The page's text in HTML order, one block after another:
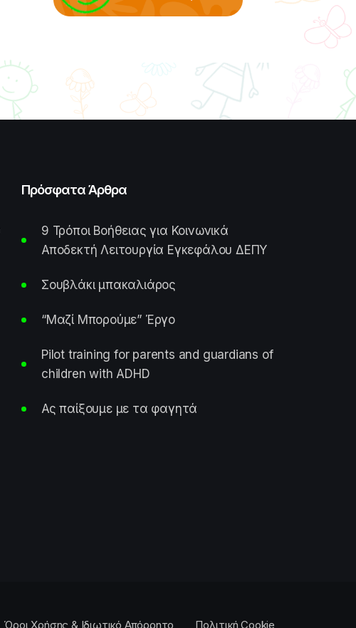
Πρόσφατα Άρθρα
9 Τρόποι Βοήθειας για Κοινωνικά
Αποδεκτή Λειτουργία Εγκεφάλου ΔΕΠΥ
Σουβλάκι μπακαλιάρος
“Μαζί Μπορούμε” Έργο
Pilot training for parents and guardians of
children with ADHD
Ας παίξουμε με τα φαγητά
Όροι Χρήσης & Ιδιωτικό Απόρρητο Πολιτική Cookie